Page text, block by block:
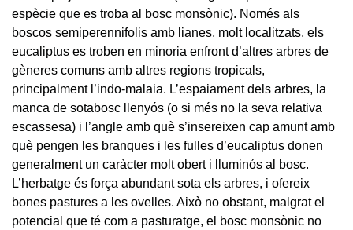
espècie que es troba al bosc monsònic). Només als
boscos semiperennifolis amb lianes, molt localitzats, els
eucaliptus es troben en minoria enfront d’altres arbres de
gèneres comuns amb altres regions tropicals,
principalment l’indo-malaia. L’espaiament dels arbres, la
manca de sotabosc llenyós (o si més no la seva relativa
escassesa) i l’angle amb què s’insereixen cap amunt amb
què pengen les branques i les fulles d’eucaliptus donen
generalment un caràcter molt obert i lluminós al bosc.
L’herbatge és força abundant sota els arbres, i ofereix
bones pastures a les ovelles. Això no obstant, malgrat el
potencial que té com a pasturatge, el bosc monsònic no